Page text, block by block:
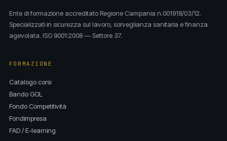
Ente di formazione accreditato Regione Campania n.001918/03/12.
Specializzati in sicurezza sul lavoro, sorveglianza sanitaria e finanza
agevolata. ISO 9001:2008 — Settore 37.
FORMAZIONE
Catalogo corsi
Bando GOL
Fondo Competitività
Fondimpresa
FAD / E-learning